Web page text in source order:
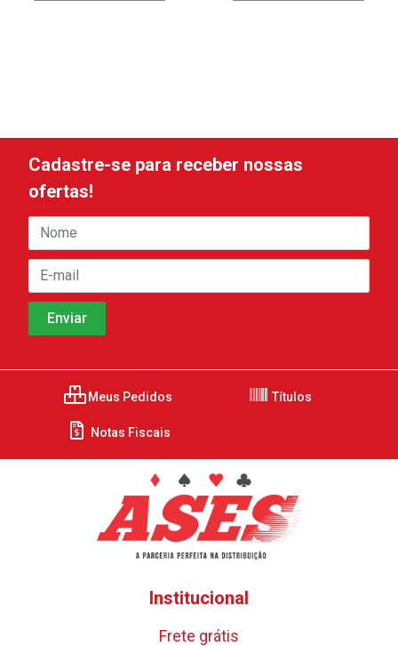
Cadastre-se para receber nossas
ofertas!
Meus Pedidos Títulos
Notas Fiscais
Institucional
Frete grátis